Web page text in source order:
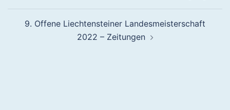
9. Offene Liechtensteiner Landesmeisterschaft
2022 – Zeitungen